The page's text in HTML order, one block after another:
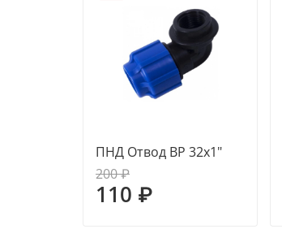
ПНД Отвод ВР 32х1"
200 ₽
110 ₽